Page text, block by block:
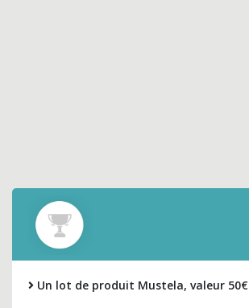
Un lot de produit Mustela, valeur 50€